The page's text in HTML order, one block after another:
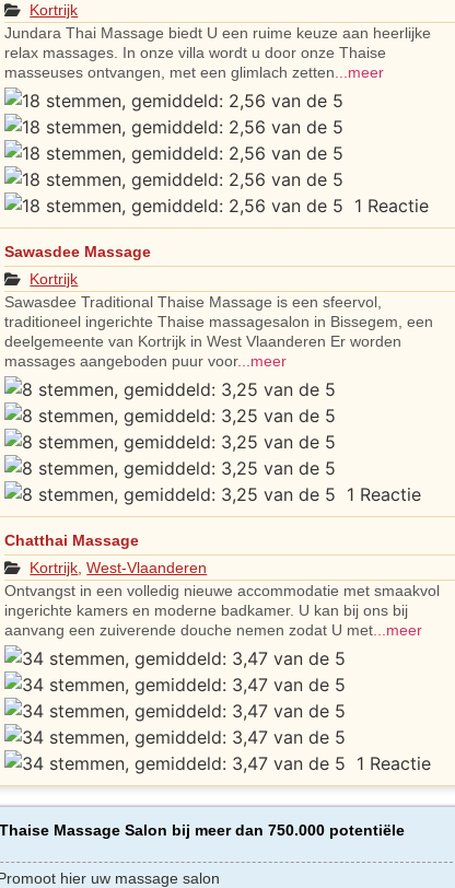
Kortrijk
Jundara Thai Massage biedt U een ruime keuze aan heerlijke
relax massages. In onze villa wordt u door onze Thaise
masseuses ontvangen, met een glimlach zetten...meer
1 Reactie
Sawasdee Massage
Kortrijk
Sawasdee Traditional Thaise Massage is een sfeervol,
traditioneel ingerichte Thaise massagesalon in Bissegem, een
deelgemeente van Kortrijk in West Vlaanderen Er worden
massages aangeboden puur voor...meer
1 Reactie
Chatthai Massage
Kortrijk,West-Vlaanderen
Ontvangst in een volledig nieuwe accommodatie met smaakvol
ingerichte kamers en moderne badkamer. U kan bij ons bij
aanvang een zuiverende douche nemen zodat U met...meer
1 Reactie
Massage Salon bij meer dan 750.000 potentiële
hier uw massage salon